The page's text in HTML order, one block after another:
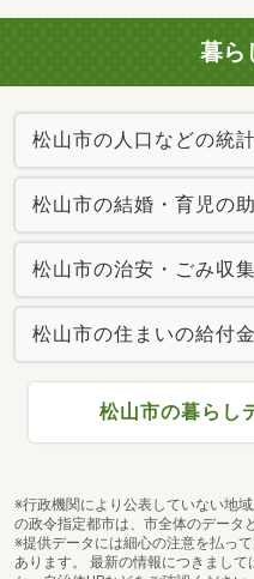
暮ら
松山市の人口などの統
松山市の結婚・育児の
松山市の治安・ごみ収
松山市の住まいの給付金
松山市の暮らし
※行政機関により公表していない地
の政令指定都市は、市全体のデータ
※提供データには細心の注意を払っ
あります。 最新の情報につきまして